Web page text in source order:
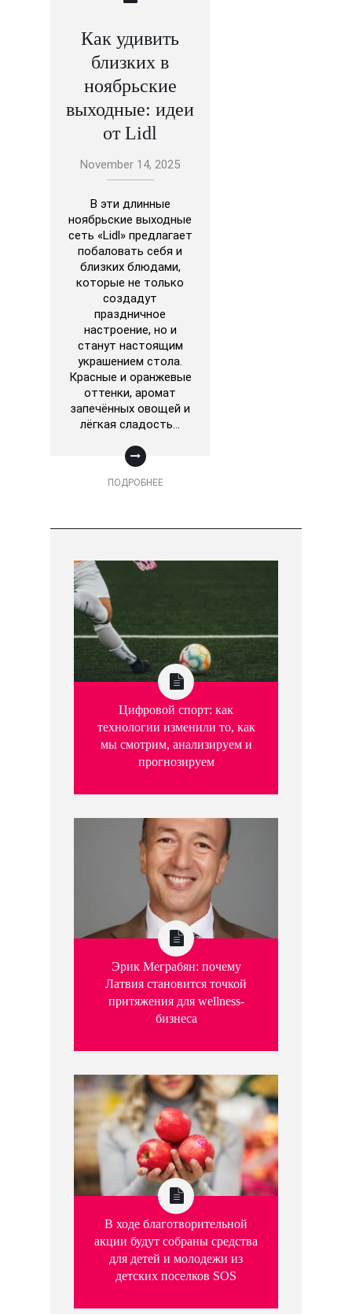
Как удивить
близких в
ноябрьские
выходные: идеи
от Lidl
November 14, 2025
В эти длинные
ноябрьские выходные
сеть «Lidl» предлагает
побаловать себя и
близких блюдами,
которые не только
создадут
праздничное
настроение, но и
станут настоящим
украшением стола.
Красные и оранжевые
оттенки, аромат
запечённых овощей и
лёгкая сладость…
ПОДРОБНЕЕ
Цифровой спорт: как
технологии изменили то, как
мы смотрим, анализируем и
прогнозируем
Эрик Меграбян: почему
Латвия становится точкой
притяжения для wellness-
бизнеса
В ходе благотворительной
акции будут собраны средства
для детей и молодежи из
детских поселков SOS